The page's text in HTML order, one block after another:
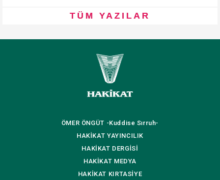
TÜM YAZILAR
ÖMER ÖNGÜT -Kuddise Sırruh-
HAKİKAT YAYINCILIK
HAKİKAT DERGİSİ
HAKİKAT MEDYA
HAKİKAT KIRTASİYE